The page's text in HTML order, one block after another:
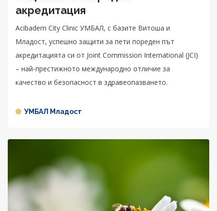
акредитация
Acibadem City Clinic УМБАЛ, с базите Витоша и
Младост, успешно защити за пети пореден път
акредитацията си от Joint Commission International (JCI)
– най-престижното международно отличие за
качество и безопасност в здравеопазването.
УМБАЛ Младост